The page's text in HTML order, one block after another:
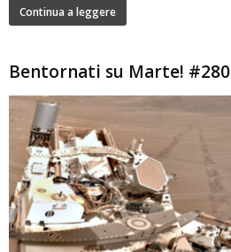
Continua a leggere
Bentornati su Marte! #280